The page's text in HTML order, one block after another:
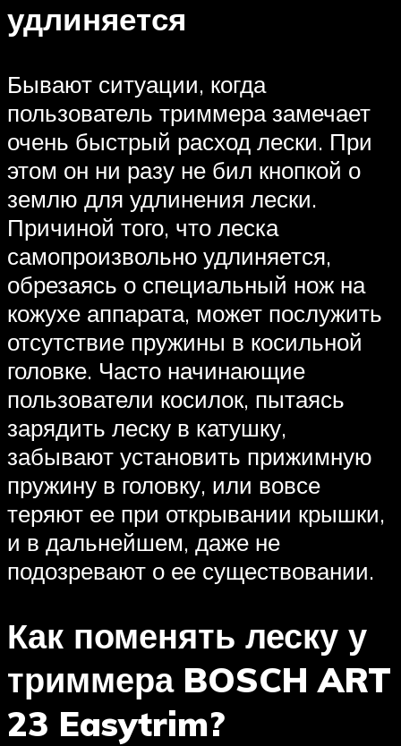
удлиняется
Бывают ситуации, когда
пользователь триммера замечает
очень быстрый расход лески. При
этом он ни разу не бил кнопкой о
землю для удлинения лески.
Причиной того, что леска
самопроизвольно удлиняется,
обрезаясь о специальный нож на
кожухе аппарата, может послужить
отсутствие пружины в косильной
головке. Часто начинающие
пользователи косилок, пытаясь
зарядить леску в катушку,
забывают установить прижимную
пружину в головку, или вовсе
теряют ее при открывании крышки,
и в дальнейшем, даже не
подозревают о ее существовании.
Как поменять леску у
триммера BOSCH ART
23 Easytrim?